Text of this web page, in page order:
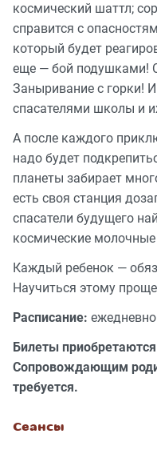
космический шаттл;
справится с
который будет
еще — бой подушками!
Заныривание с горки!
спасателями школы и
А после каждого
надо будет
планеты забирает
есть своя станция
спасатели будущего
космические молочные
Каждый ребенок —
Научиться этому
Расписание:
Билеты
Сопровождающим
требуется.
Сеансы